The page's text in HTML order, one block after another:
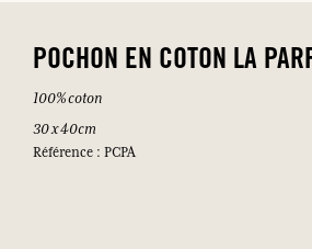
POCHON EN COTON LA
100% coton
30 x 40cm
Référence : PCPA